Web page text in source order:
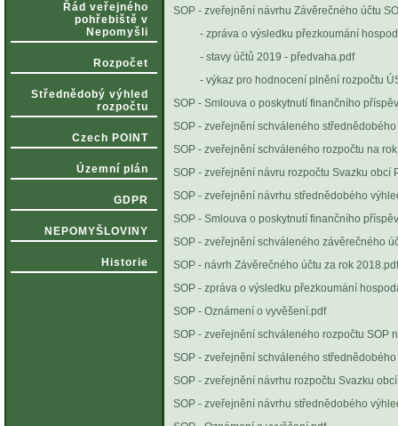
Řád veřejného
pohřebiště v
Nepomyšli
Rozpočet
Střednědobý výhled
rozpočtu
Czech POINT
Územní plán
GDPR
NEPOMYŠLOVINY
Historie
SOP - zveřejnění návrhu Závěrečného účtu
- zpráva o výsledku přezkoumání
- stavy účtů 2019 - předvaha.pdf
- výkaz pro hodnocení plnění rozpočtu
SOP - Smlouva o poskytnutí finančního
SOP - zveřejnění schváleného
SOP - zveřejnění schváleného rozpočtu na
SOP - zveřejnění návru rozpočtu Svazku obcí
SOP - zveřejnění návrhu střednědobého
SOP - Smlouva o poskytnutí finančního
SOP - zveřejnění schváleného závěrečného
SOP - návrh Závěrečného účtu za rok 2018.pdf
SOP - zpráva o výsledku přezkoumání
SOP - Oznámení o vyvěšení.pdf
SOP - zveřejnění schváleného rozpočtu SOP
SOP - zveřejnění schváleného
SOP - zveřejnění návrhu rozpočtu Svazku
SOP - zveřejnění návrhu střednědobého